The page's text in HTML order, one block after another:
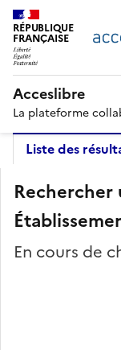
RÉPUBLIQUE
FRANÇAISE
Acceslibre
La plateforme
Liste des
Rechercher
En cours de